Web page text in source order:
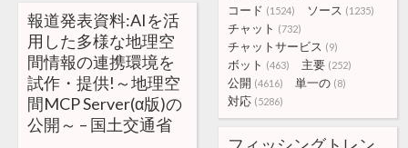
コード (1524) ソース (1235)
チャット (732)
チャットサービス (9)
ボット (463) 主要 (252)
公開 (4616) 単一の (8)
対応 (5286)
報道発表資料:AIを活
用した多様な地理空
間情報の連携環境を
試作・提供!～地理空
間MCP Server(α版)の
公開～ – 国土交通省